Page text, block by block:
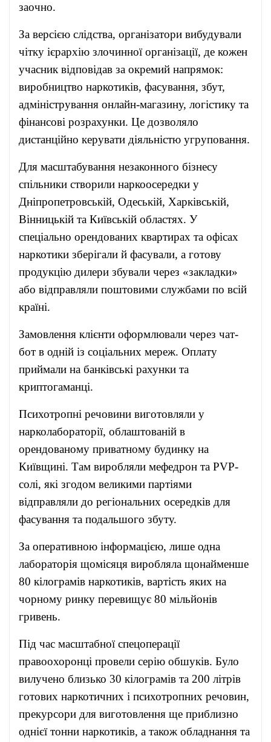
заочно.
За версією слідства, організатори вибудували
чітку ієрархію злочинної організації, де кожен
учасник відповідав за окремий напрямок:
виробництво наркотиків, фасування, збут,
адміністрування онлайн-магазину, логістику та
фінансові розрахунки. Це дозволяло
дистанційно керувати діяльністю угруповання.
Для масштабування незаконного бізнесу
спільники створили наркоосередки у
Дніпропетровській, Одеській, Харківській,
Вінницькій та Київській областях. У
спеціально орендованих квартирах та офісах
наркотики зберігали й фасували, а готову
продукцію дилери збували через «закладки»
або відправляли поштовими службами по всій
країні.
Замовлення клієнти оформлювали через чат-
бот в одній із соціальних мереж. Оплату
приймали на банківські рахунки та
криптогаманці.
Психотропні речовини виготовляли у
нарколабораторії, облаштованій в
орендованому приватному будинку на
Київщині. Там виробляли мефедрон та PVP-
солі, які згодом великими партіями
відправляли до регіональних осередків для
фасування та подальшого збуту.
За оперативною інформацією, лише одна
лабораторія щомісяця виробляла щонайменше
80 кілограмів наркотиків, вартість яких на
чорному ринку перевищує 80 мільйонів
гривень.
Під час масштабної спецоперації
правоохоронці провели серію обшуків. Було
вилучено близько 30 кілограмів та 200 літрів
готових наркотичних і психотропних речовин,
прекурсори для виготовлення ще приблизно
однієї тонни наркотиків, а також обладнання та